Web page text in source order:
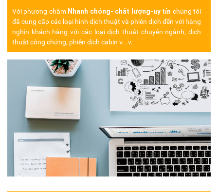
Với phương châmNhanh chóng- chất lượng-uy tín chúng tôi
đã cung cấp các loại hình dịch thuật và phiên dịch đến với hàng
nghìn khách hàng với các loại dịch thuật chuyên ngành, dịch
thuật công chứng, phiên dịch cabin v...v.